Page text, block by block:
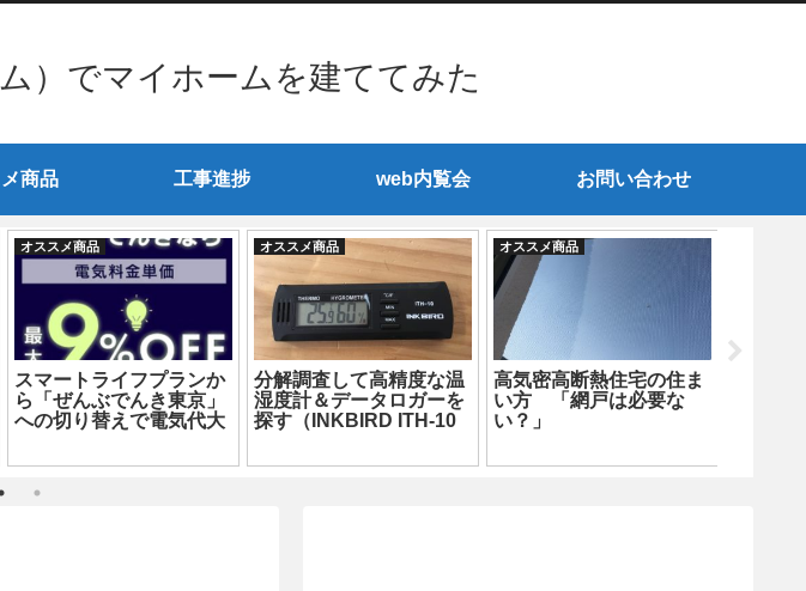
）でマイホームを建ててみた
商品 工事進捗 web内覧会 お問い合わせ
オススメ商品
スマートライフプランか
ら「ぜんぶでんき東京」
への切り替えで電気代大
オススメ商品
分解調査して高精度な温
湿度計＆データロガーを
探す（INKBIRD ITH-10
オススメ商品
高気密高断熱住宅の住ま
い方 「網戸は必要な
い？」